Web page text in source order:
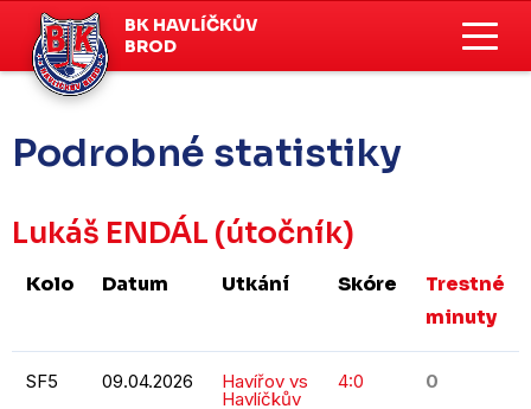
BK HAVLÍČKŮV
BROD
Podrobné statistiky
Lukáš ENDÁL (útočník)
Kolo Datum Utkání Skóre
Trestné
minuty
SF5 09.04.2026 Havířov vs
Havlíčkův
4:0 0